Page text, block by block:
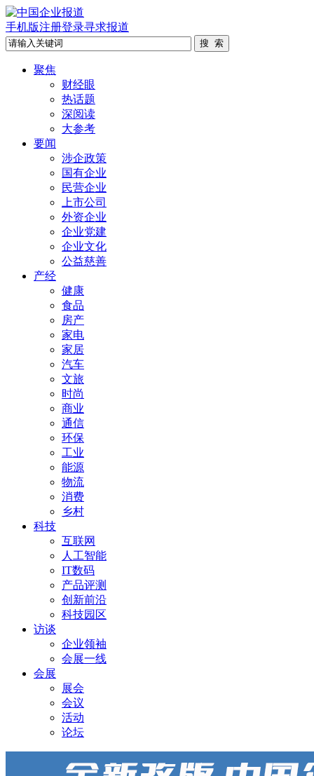
手机版注册登录寻求报道
聚焦
财经眼
热话题
深阅读
大参考
要闻
涉企政策
国有企业
民营企业
上市公司
外资企业
企业党建
企业文化
公益慈善
产经
健康
食品
房产
家电
家居
汽车
文旅
时尚
商业
通信
环保
工业
能源
物流
消费
乡村
科技
互联网
人工智能
IT数码
产品评测
创新前沿
科技园区
访谈
企业领袖
会展一线
会展
展会
会议
活动
论坛